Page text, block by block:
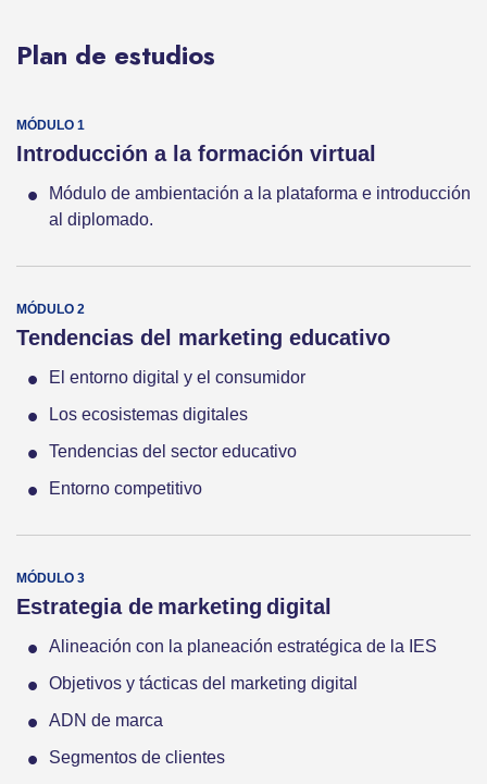
Plan de estudios
Introducción a la formación virtual
Módulo de ambientación a la plataforma e introducción
al diplomado.
Tendencias del marketing educativo
El entorno digital y el consumidor
Los ecosistemas digitales
Tendencias del sector educativo
Entorno competitivo
Estrategia de marketing digital
Alineación con la planeación estratégica de la IES
Objetivos y tácticas del marketing digital
ADN de marca
Segmentos de clientes